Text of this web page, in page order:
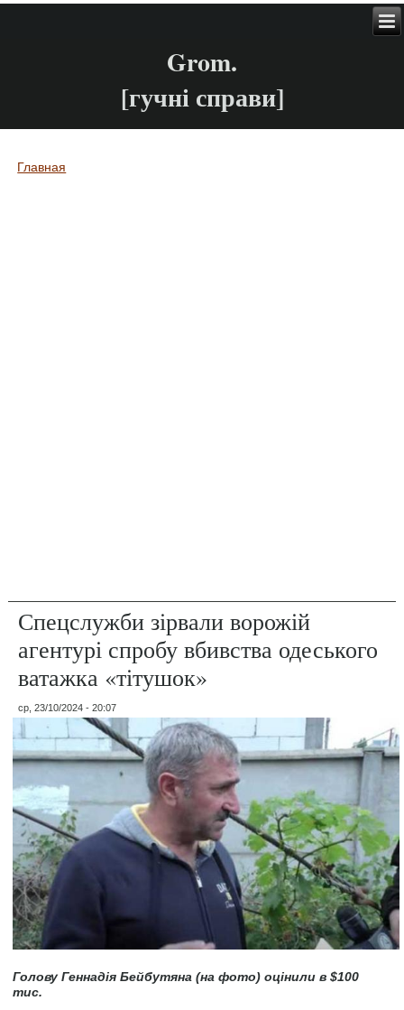
Grom.
[гучні справи]
Вы здесь
Главная
Спецслужби зірвали ворожій
агентурі спробу вбивства одеського
ватажка «тітушок»
ср, 23/10/2024 - 20:07
Голову Геннадія Бейбутяна(на фото) оцінили в $100
тис.